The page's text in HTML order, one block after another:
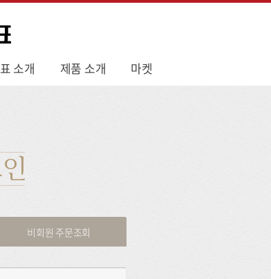
소개 제품 소개 마켓
비회원 주문조회